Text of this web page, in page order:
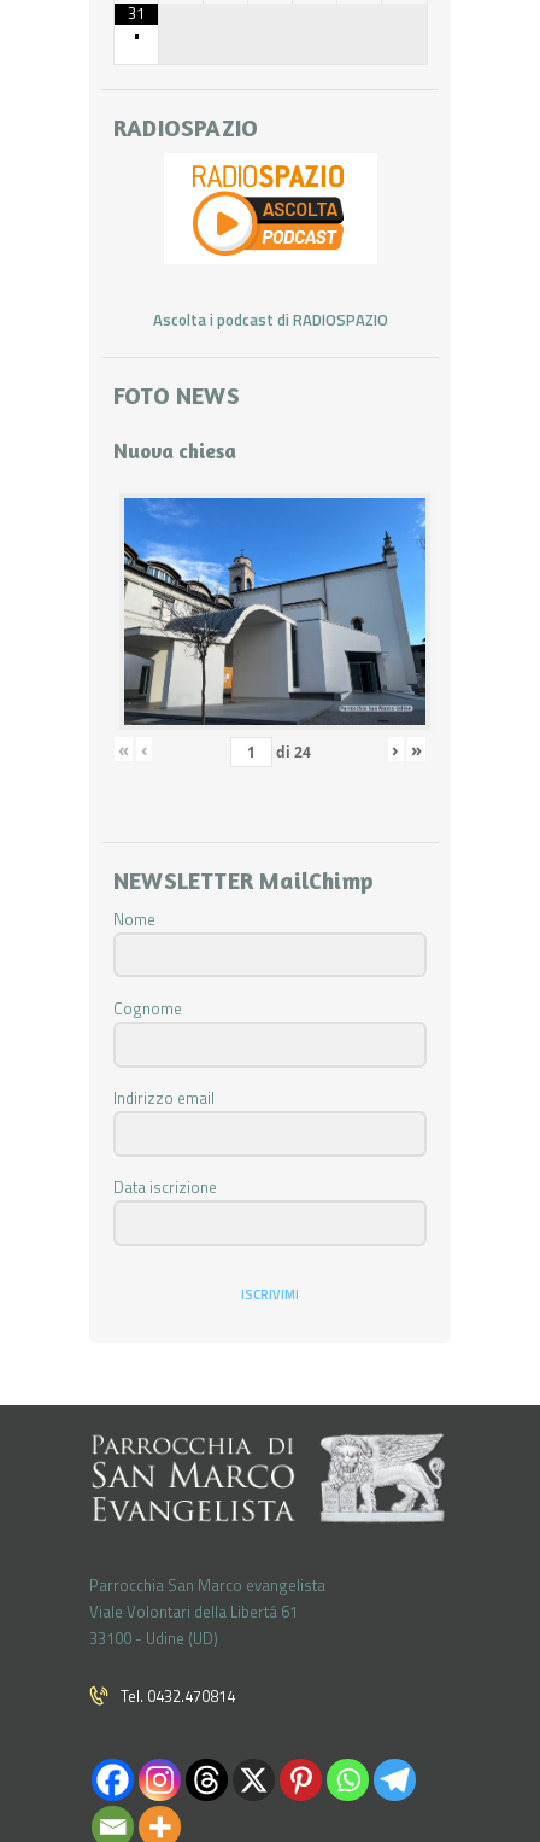
31
•
RADIOSPAZIO
Ascolta i podcast di RADIOSPAZIO
FOTO NEWS
Nuova chiesa
« ‹ di 24 › »
NEWSLETTER MailChimp
Nome
Cognome
Indirizzo email
Data iscrizione
ISCRIVIMI
Parrocchia San Marco evangelista
Viale Volontari della Libertá 61
33100 - Udine (UD)
Tel. 0432.470814